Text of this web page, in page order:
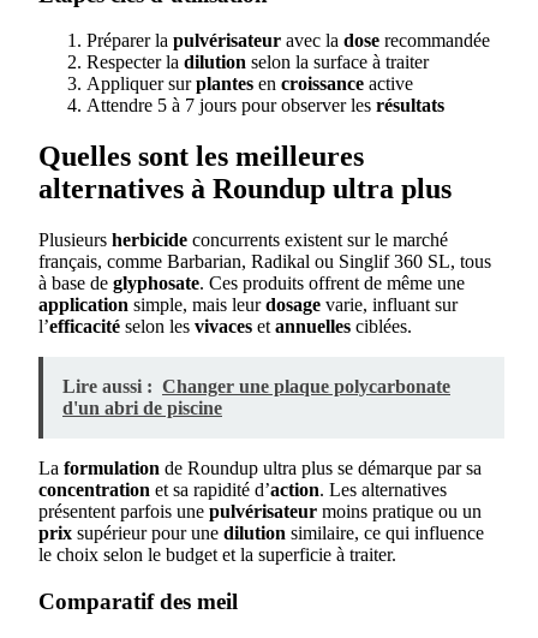
Préparer la pulvérisateur avec la dose recommandée
Respecter la dilution selon la surface à traiter
Appliquer surplantes en croissance active
Attendre 5 à 7 jours pour observer les résultats
Quelles sont les meilleures
alternatives à Roundup ultra plus
Plusieurs herbicide concurrents existent sur le marché
français, comme Barbarian, Radikal ou Singlif 360 SL, tous
à base de glyphosate. Ces produits offrent de même une
application simple, mais leurdosage varie, influant sur
l’efficacité selon les vivaces et annuelles ciblées.
Lire aussi : Changer une plaque polycarbonate
d'un abri de piscine
La formulation de Roundup ultra plus se démarque par sa
concentration et sa rapidité d’action. Les alternatives
présentent parfois une pulvérisateur moins pratique ou un
prix supérieur pour une dilution similaire, ce qui influence
le choix selon le budget et la superficie à traiter.
Comparatif des meil